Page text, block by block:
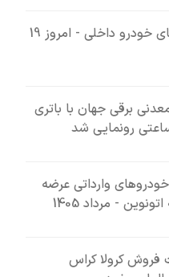
لیست قیمت های خودرو داخلی - امروز 19
برقی جهان با باتری
وارداتی عرضه
- مرداد 1405
فروش کرولا کراس